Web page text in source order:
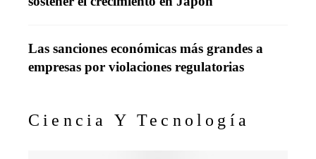
Las sanciones económicas más grandes a
empresas por violaciones regulatorias
Ciencia Y Tecnología